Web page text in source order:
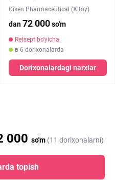
Cisen Pharmaceutical (Xitoy)
dan72 000so'm
Retsept bo'yicha
в 6 dorixonalarda
Dorixonalardagi narxlar
000 so'm (11 dorixonalarni)
topish